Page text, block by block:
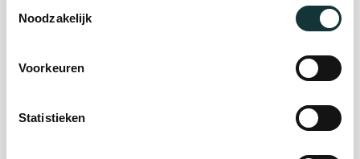
Noodzakelijk
Voorkeuren
Statistieken
Auditie
De Pieterskerk als